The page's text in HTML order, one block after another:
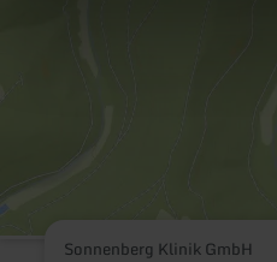
Sonnenberg Klinik GmbH